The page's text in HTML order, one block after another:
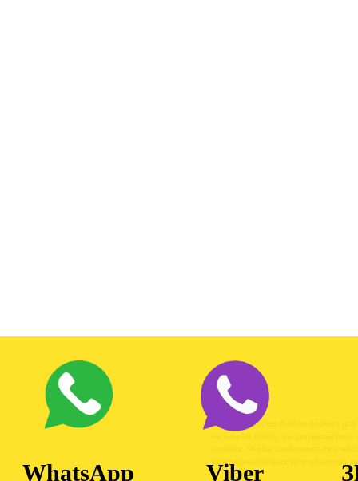
Мы используем файлы cookies
конфиденциальности и об
WhatsApp Viber